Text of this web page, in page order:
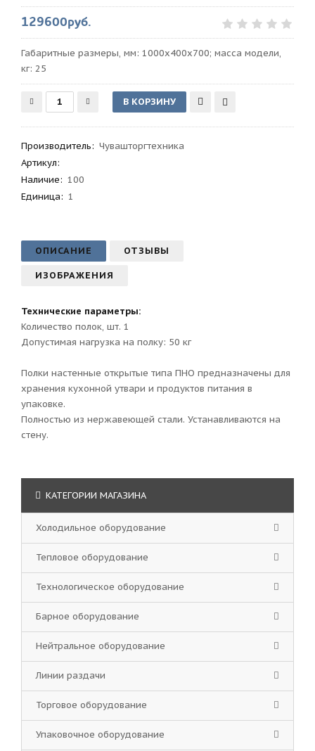
129600руб.
Габаритные размеры, мм: 1000х400х700; масса модели,
кг: 25
Производитель: Чувашторгтехника
Артикул:
Наличие: 100
Единица: 1
ОПИСАНИЕ ОТЗЫВЫ
ИЗОБРАЖЕНИЯ
Технические параметры:
Количество полок, шт. 1
Допустимая нагрузка на полку: 50 кг
Полки настенные открытые типа ПНО предназначены для
хранения кухонной утвари и продуктов питания в
упаковке.
Полностью из нержавеющей стали. Устанавливаются на
стену.
КАТЕГОРИИ МАГАЗИНА
Холодильное оборудование
Тепловое оборудование
Технологическое оборудование
Барное оборудование
Нейтральное оборудование
Линии раздачи
Торговое оборудование
Упаковочное оборудование